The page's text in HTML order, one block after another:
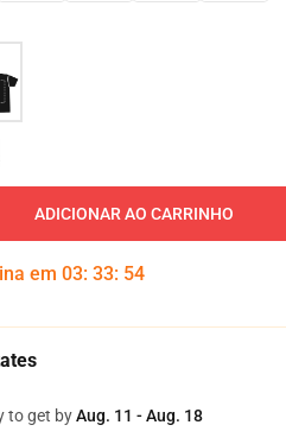
ADICIONAR AO CARRINHO
em 03: 33: 53
to get byAug. 11 - Aug. 18